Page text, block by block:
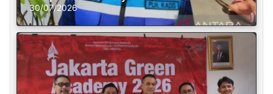
30/07/2026